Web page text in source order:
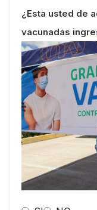
¿Esta usted de
vacunadas